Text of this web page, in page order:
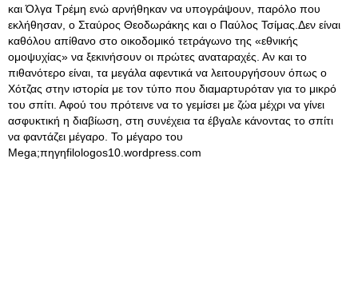
και Όλγα Τρέμη ενώ αρνήθηκαν να υπογράψουν, παρόλο που
εκλήθησαν, ο Σταύρος Θεοδωράκης και ο Παύλος Τσίμας.Δεν είναι
καθόλου απίθανο στο οικοδομικό τετράγωνο της «εθνικής
ομοψυχίας» να ξεκινήσουν οι πρώτες αναταραχές . Αν και το
πιθανότερο είναι, τα μεγάλα αφεντικά να λειτουργήσουν όπως ο
Χότζας στην ιστορία με τον τύπο που διαμαρτυρόταν για το μικρό
του σπίτι. Αφού του πρότεινε να το γεμίσει με ζώα μέχρι να γίνει
ασφυκτική η διαβίωση, στη συνέχεια τα έβγαλε κάνοντας το σπίτι
να φαντάζει μέγαρο. Το μέγαρο του
Mega;πηγηfilologos10.wordpress.com